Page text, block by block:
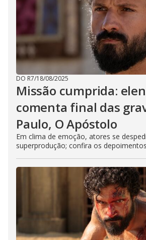
DO R7/18/08/2025
Missão cumprida:
comenta final das
Paulo, O Apóstolo
Em clima de emoção, atores se
superprodução; confira os depoimentos